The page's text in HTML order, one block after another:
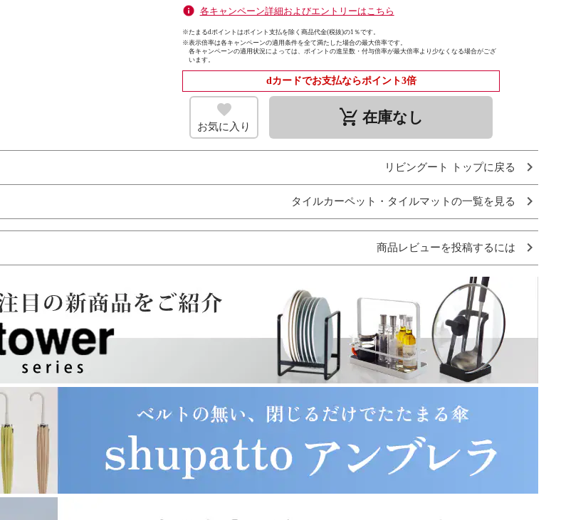
各キャンペーン詳細およびエントリーはこちら
※たまるdポイントはポイント支払を除く商品代金(税抜)の1％です。
※表示倍率は各キャンペーンの適用条件を全て満たした場合の最大倍率です。
各キャンペーンの適用状況によっては、ポイントの進呈数・付与倍率が最大倍率より少なくなる場合がござ
います。
dカードでお支払ならポイント3倍
お気に入り remove_shopping_cart 在庫なし
リビングート トップに戻る
タイルカーペット・タイルマットの一覧を見る
商品レビューを投稿するには